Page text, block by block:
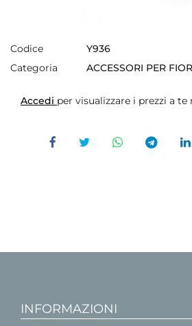
Codice
Y936
Categoria
ACCESSORI PER
Accedi per visualizzare i prezzi a te
INFORMAZIONI